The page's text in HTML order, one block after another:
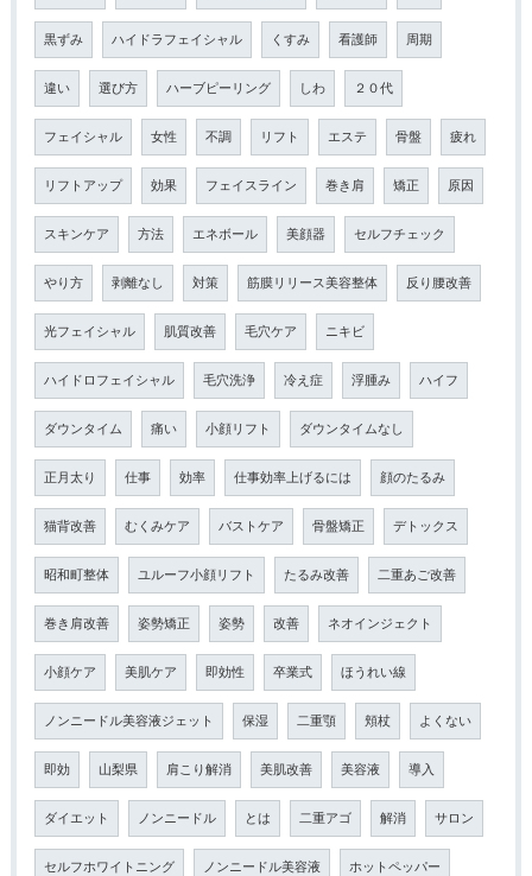
黒ずみ ハイドラフェイシャル くすみ 看護師 周期
違い 選び方 ハーブピーリング しわ ２０代
フェイシャル 女性 不調 リフト エステ 骨盤 疲れ
リフトアップ 効果 フェイスライン 巻き肩 矯正 原因
スキンケア 方法 エネボール 美顔器 セルフチェック
やり方 剥離なし 対策 筋膜リリース美容整体 反り腰改善
光フェイシャル 肌質改善 毛穴ケア ニキビ
ハイドロフェイシャル 毛穴洗浄 冷え症 浮腫み ハイフ
ダウンタイム 痛い 小顔リフト ダウンタイムなし
正月太り 仕事 効率 仕事効率上げるには 顔のたるみ
猫背改善 むくみケア バストケア 骨盤矯正 デトックス
昭和町整体 ユルーフ小顔リフト たるみ改善 二重あご改善
巻き肩改善 姿勢矯正 姿勢 改善 ネオインジェクト
小顔ケア 美肌ケア 即効性 卒業式 ほうれい線
ノンニードル美容液ジェット 保湿 二重顎 頬杖 よくない
即効 山梨県 肩こり解消 美肌改善 美容液 導入
ダイエット ノンニードル とは 二重アゴ 解消 サロン
セルフホワイトニング ノンニードル美容液 ホットペッパー